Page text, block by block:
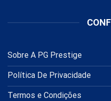
Sobre A PG Prestige
Política De Privacidade
Termos e Condições